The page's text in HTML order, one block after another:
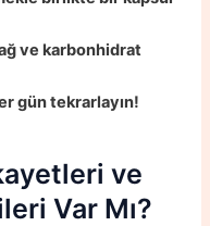
ve karbonhidrat
gün tekrarlayın!
ve
Var Mı?